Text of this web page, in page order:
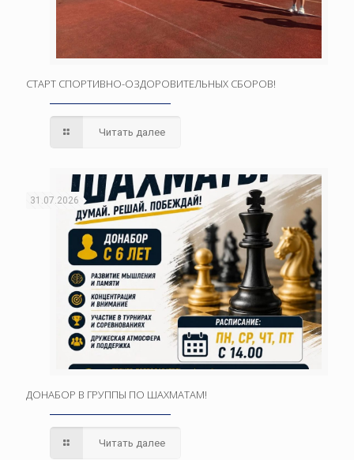
СТАРТ СПОРТИВНО-ОЗДОРОВИТЕЛЬНЫХ СБОРОВ!
Читать далее
31.07.2026
ДОНАБОР В ГРУППЫ ПО ШАХМАТАМ!
Читать далее